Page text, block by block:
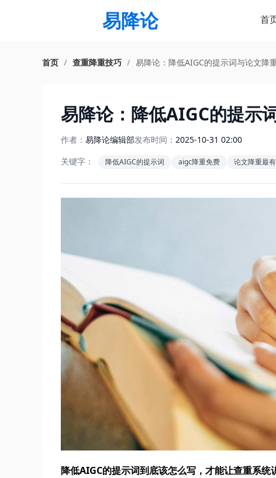
易降论 首
首页 / 查重降重技巧 / 易降论：降低AIGC的提示词与论文降
易降论：降低AIGC的提示
作者： 易降论编辑部发布时间： 2025-10-31 02:00
关键字：
降低AIGC的提示词 aigc降重免费 论文降重最
降低AIGC的提示词到底该怎么写，才能让查重系统